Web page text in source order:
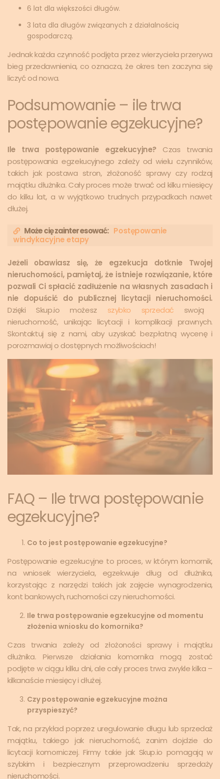
6 lat dla większości długów.
3 lata dla długów związanych z działalnością
gospodarczą.
Jednak każda czynność podjęta przez wierzyciela przerywa
bieg przedawnienia, co oznacza, że okres ten zaczyna się
liczyć od nowa.
Podsumowanie – ile trwa
postępowanie egzekucyjne?
Ile trwa postępowanie egzekucyjne? Czas trwania
postępowania egzekucyjnego zależy od wielu czynników,
takich jak postawa stron, złożoność sprawy czy rodzaj
majątku dłużnika. Cały proces może trwać od kilku miesięcy
do kilku lat, a w wyjątkowo trudnych przypadkach nawet
dłużej.
Może cię zainteresować: Postępowanie
windykacyjne etapy
Jeżeli obawiasz się, że egzekucja dotknie Twojej
nieruchomości, pamiętaj, że istnieje rozwiązanie, które
pozwali Ci spłacić zadłużenie na własnych zasadach i
nie dopuścić do publicznej licytacji nieruchomości.
Dzięki Skup.io możesz szybko sprzedać swoją
nieruchomość, unikając licytacji i komplikacji prawnych.
Skontaktuj się z nami, aby uzyskać bezpłatną wycenę i
porozmawiaj o dostępnych możliwościach!
FAQ – Ile trwa postępowanie
egzekucyjne?
Co to jest postępowanie egzekucyjne?
Postępowanie egzekucyjne to proces, w którym komornik,
na wniosek wierzyciela, egzekwuje dług od dłużnika,
korzystając z narzędzi takich jak zajęcie wynagrodzenia,
kont bankowych, ruchomości czy nieruchomości.
Ile trwa postępowanie egzekucyjne od momentu
złożenia wniosku do komornika?
Czas trwania zależy od złożoności sprawy i majątku
dłużnika. Pierwsze działania komornika mogą zostać
podjęte w ciągu kilku dni, ale cały proces trwa zwykle kilka –
kilkanaście miesięcy i dłużej.
Czy postępowanie egzekucyjne można
przyspieszyć?
Tak, na przykład poprzez uregulowanie długu lub sprzedaż
majątku, takiego jak nieruchomość, zanim dojdzie do
licytacji komorniczej. Firmy takie jak Skup.io pomagają w
szybkim i bezpiecznym przeprowadzeniu sprzedaży
nieruchomości.